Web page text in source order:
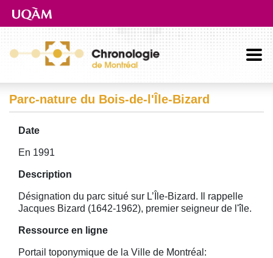
Aller directement au contenu principal
Parc-nature du Bois-de-l'Île-Bizard
Date
En 1991
Description
Désignation du parc situé sur L’Île-Bizard. Il rappelle
Jacques Bizard (1642-1962), premier seigneur de l'île.
Ressource en ligne
Portail toponymique de la Ville de Montréal: